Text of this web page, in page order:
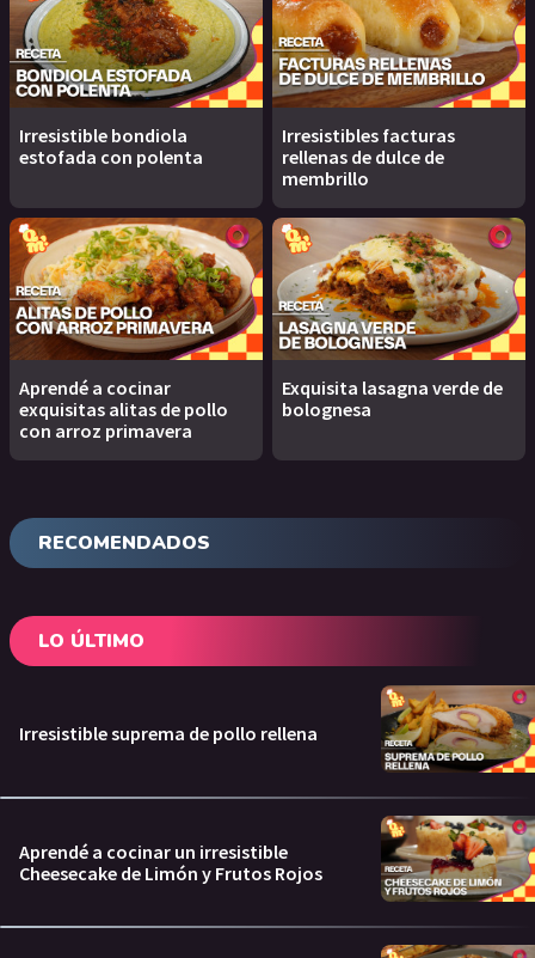
Irresistible bondiola
estofada con polenta
Irresistibles facturas
rellenas de dulce de
membrillo
Aprendé a cocinar
exquisitas alitas de pollo
con arroz primavera
Exquisita lasagna verde de
bolognesa
RECOMENDADOS
LO ÚLTIMO
Irresistible suprema de pollo rellena
Aprendé a cocinar un irresistible
Cheesecake de Limón y Frutos Rojos